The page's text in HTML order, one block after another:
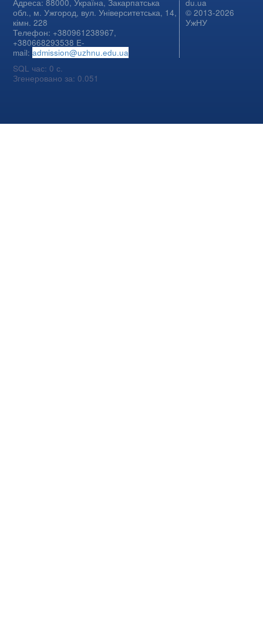
Адреса: 88000, Україна, Закарпатська
обл., м. Ужгород, вул. Університетська, 14,
кімн. 228
Телефон: +380961238967,
+380668293538 E-
mail:admission@uzhnu.edu.ua
du.ua
© 2013-2026
УжНУ
SQL час: 0 с.
Згенеровано за: 0.051